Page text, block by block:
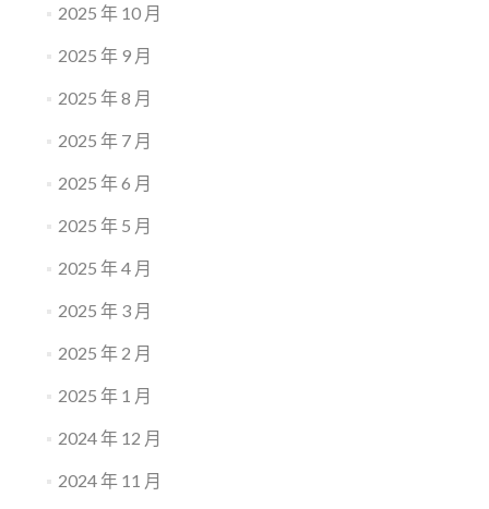
2025 年 10 月
2025 年 9 月
2025 年 8 月
2025 年 7 月
2025 年 6 月
2025 年 5 月
2025 年 4 月
2025 年 3 月
2025 年 2 月
2025 年 1 月
2024 年 12 月
2024 年 11 月